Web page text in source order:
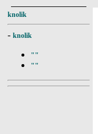
knolik
- knolik
""
""